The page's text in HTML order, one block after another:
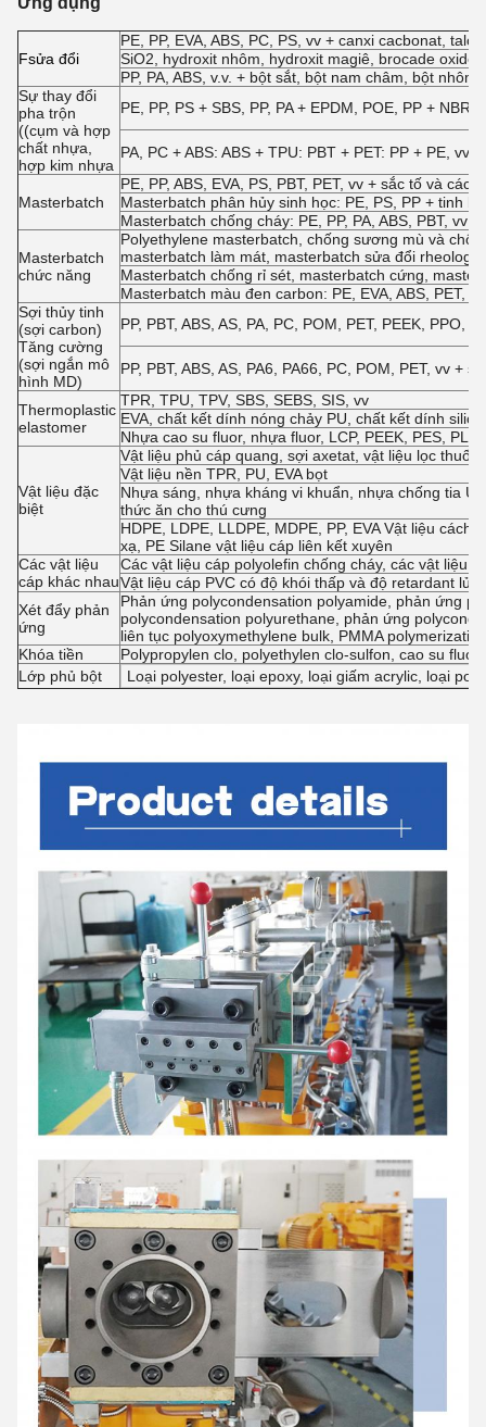
Fsửa đổi
PE, PP, EVA, ABS, PC, PS, vv + canxi cacbonat,
SiO2, hydroxit nhôm, hydroxit magiê, brocade oxide,
PP, PA, ABS, v.v. + bột sắt, bột nam châm, bột
Sự thay đổi
pha trộn
((cụm và hợp
chất nhựa,
hợp kim nhựa
PE, PP, PS + SBS, PP, PA + EPDM, POE, PP + NBR,
PA, PC + ABS: ABS + TPU: PBT + PET: PP + PE, vv
Masterbatch
PE, PP, ABS, EVA, PS, PBT, PET, vv + sắc tố và các
Masterbatch phân hủy sinh học: PE, PS, PP + tinh
Masterbatch chống cháy: PE, PP, PA, ABS, PBT, vv
Masterbatch
chức năng
Polyethylene masterbatch, chống sương mù và
masterbatch làm mát, masterbatch sửa đổi rheology
Masterbatch chống rỉ sét, masterbatch cứng,
Masterbatch màu đen carbon: PE, EVA, ABS, PET,
Sợi thủy tinh
(sợi carbon)
Tăng cường
(sợi ngắn mô
hình MD)
PP, PBT, ABS, AS, PA, PC, POM, PET, PEEK,
PP, PBT, ABS, AS, PA6, PA66, PC, POM, PET, vv +
Thermoplastic
elastomer
TPR, TPU, TPV, SBS, SEBS, SIS, vv
EVA, chất kết dính nóng chảy PU, chất kết dính
Nhựa cao su fluor, nhựa fluor, LCP, PEEK, PES, PL,
Vật liệu đặc
biệt
Vật liệu phủ cáp quang, sợi axetat, vật liệu lọc thuốc
Vật liệu nền TPR, PU, EVA bọt
Nhựa sáng, nhựa kháng vi khuẩn, nhựa chống tia
thức ăn cho thú cưng
HDPE, LDPE, LLDPE, MDPE, PP, EVA Vật liệu
xạ, PE Silane vật liệu cáp liên kết xuyên
Các vật liệu
cáp khác nhau
Các vật liệu cáp polyolefin chống cháy, các vật liệu
Vật liệu cáp PVC có độ khói thấp và độ retardant lửa
Xét đẩy phản
ứng
Phản ứng polycondensation polyamide, phản ứng
polycondensation polyurethane, phản ứng
liên tục polyoxymethylene bulk, PMMA polymerization
Khóa tiền
Polypropylen clo, polyethylen clo-sulfon, cao su
Lớp phủ bột
Loại polyester, loại epoxy, loại giấm acrylic, loại